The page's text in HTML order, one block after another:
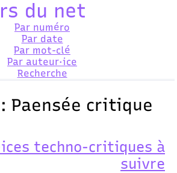
du net
Par numéro
Par date
Par mot-clé
Par auteur·ice
Recherche
Paensée critique
techno-critiques à
suivre